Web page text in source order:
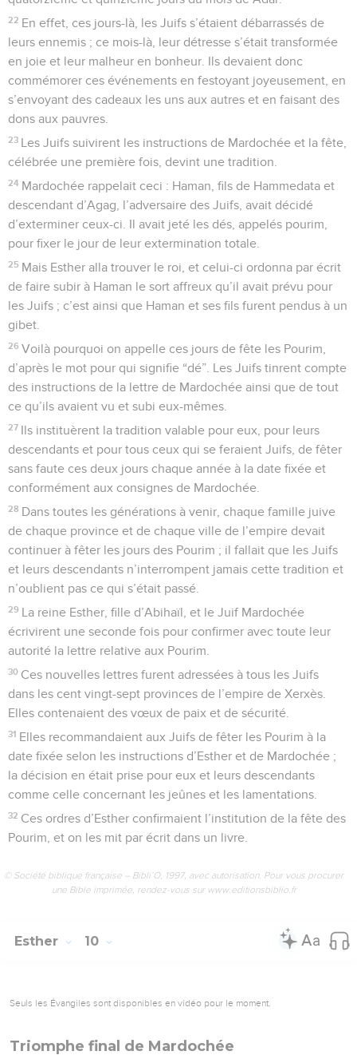
22 En effet, ces jours-là, les Juifs s’étaient débarrassés de
leurs ennemis ; ce mois-là, leur détresse s’était transformée
en joie et leur malheur en bonheur. Ils devaient donc
commémorer ces événements en festoyant joyeusement, en
s’envoyant des cadeaux les uns aux autres et en faisant des
dons aux pauvres.
23 Les Juifs suivirent les instructions de Mardochée et la fête,
célébrée une première fois, devint une tradition.
24 Mardochée rappelait ceci : Haman, fils de Hammedata et
descendant d’Agag, l’adversaire des Juifs, avait décidé
d’exterminer ceux-ci. Il avait jeté les dés, appelés pourim,
pour fixer le jour de leur extermination totale.
25 Mais Esther alla trouver le roi, et celui-ci ordonna par écrit
de faire subir à Haman le sort affreux qu’il avait prévu pour
les Juifs ; c’est ainsi que Haman et ses fils furent pendus à un
gibet.
26 Voilà pourquoi on appelle ces jours de fête les Pourim,
d’après le mot pour qui signifie “dé”. Les Juifs tinrent compte
des instructions de la lettre de Mardochée ainsi que de tout
ce qu’ils avaient vu et subi eux-mêmes.
27 Ils instituèrent la tradition valable pour eux, pour leurs
descendants et pour tous ceux qui se feraient Juifs, de fêter
sans faute ces deux jours chaque année à la date fixée et
conformément aux consignes de Mardochée.
28 Dans toutes les générations à venir, chaque famille juive
de chaque province et de chaque ville de l’empire devait
continuer à fêter les jours des Pourim ; il fallait que les Juifs
et leurs descendants n’interrompent jamais cette tradition et
n’oublient pas ce qui s’était passé.
29 La reine Esther, fille d’Abihaïl, et le Juif Mardochée
écrivirent une seconde fois pour confirmer avec toute leur
autorité la lettre relative aux Pourim.
30 Ces nouvelles lettres furent adressées à tous les Juifs
dans les cent vingt-sept provinces de l’empire de Xerxès.
Elles contenaient des vœux de paix et de sécurité.
31 Elles recommandaient aux Juifs de fêter les Pourim à la
date fixée selon les instructions d’Esther et de Mardochée ;
la décision en était prise pour eux et leurs descendants
comme celle concernant les jeûnes et les lamentations.
32 Ces ordres d’Esther confirmaient l’institution de la fête des
Pourim, et on les mit par écrit dans un livre.
© Société biblique française – Bibli’O, 1997, avec autorisation. Pour vous procurer
une Bible imprimée, rendez-vous sur www.editionsbiblio.fr
Esther 10
Seuls les Évangiles sont disponibles en vidéo pour le moment.
Triomphe final de Mardochée